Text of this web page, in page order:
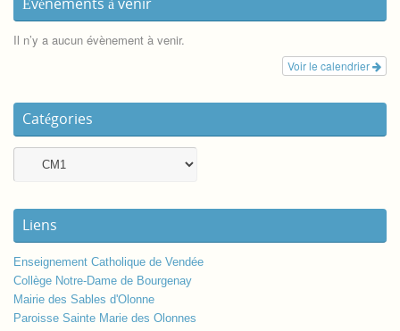
Événements à venir
Il n’y a aucun évènement à venir.
Voir le calendrier
Catégories
Liens
Enseignement Catholique de Vendée
Collège Notre-Dame de Bourgenay
Mairie des Sables d'Olonne
Paroisse Sainte Marie des Olonnes